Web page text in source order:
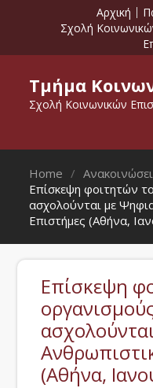
Αρχική
Σχολή
Τμήμα
Σχολή Κοινωνικών
Home
Επίσκεψη φοιτητών
ασχολούνται με
Επιστήμες (Αθήνα,
Επίσκεψη
(Αθήνα,